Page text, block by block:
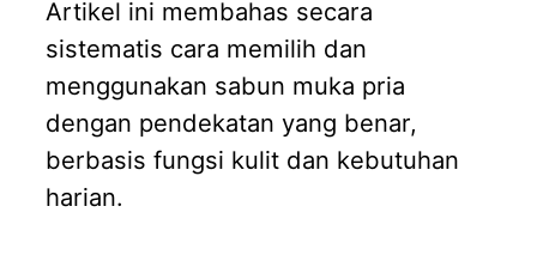
Artikel ini membahas secara
sistematis cara memilih dan
menggunakan sabun muka pria
dengan pendekatan yang benar,
berbasis fungsi kulit dan kebutuhan
harian.